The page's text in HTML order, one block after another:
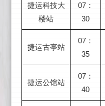
捷运科技大
楼站
07：
30
捷运古亭站
07：
35
捷运公馆站
07：
40